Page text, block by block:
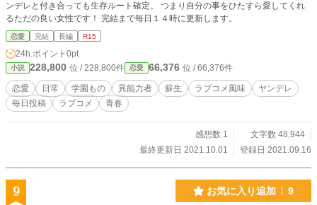
ンデレと付き合っても生存ルート確定。 つまり自分の事をひたすら愛してくれ
るただの良い女性です！ 完結まで毎日１４時に更新します。
恋愛 完結 長編 R15
24h.ポイント 0pt
小説 228,800 位 / 228,800件 恋愛 66,376 位 / 66,376件
恋愛 日常 学園もの 異能力者 蘇生 ラブコメ風味
ヤンデレ
毎日投稿
ラブコメ 青春
感想数 1
文字数 48,944
最終更新日 2021.10.01
登録日 2021.09.16
9 お気に入り追加 9